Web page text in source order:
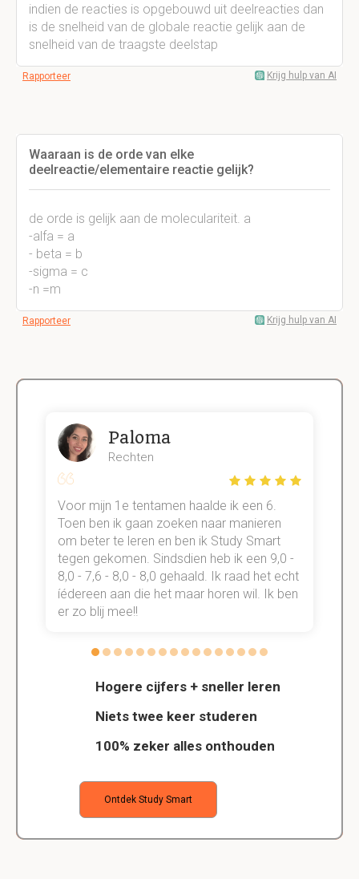
indien de reacties is opgebouwd uit deelreacties dan
is de snelheid van de globale reactie gelijk aan de
snelheid van de traagste deelstap
Rapporteer Krijg hulp van AI
Waaraan is de orde van elke
deelreactie/elementaire reactie gelijk?
de orde is gelijk aan de moleculariteit. a
-alfa = a
- beta = b
-sigma = c
-n =m
Rapporteer Krijg hulp van AI
Hogere cijfers + sneller leren
Niets twee keer studeren
100% zeker alles onthouden
Ontdek Study Smart
Paloma
Rechten
Voor mijn 1e tentamen haalde ik een 6.
Toen ben ik gaan zoeken naar manieren
om beter te leren en ben ik Study Smart
tegen gekomen. Sindsdien heb ik een 9,0 -
8,0 - 7,6 - 8,0 - 8,0 gehaald. Ik raad het echt
íédereen aan die het maar horen wil. Ik ben
er zo blij mee!!